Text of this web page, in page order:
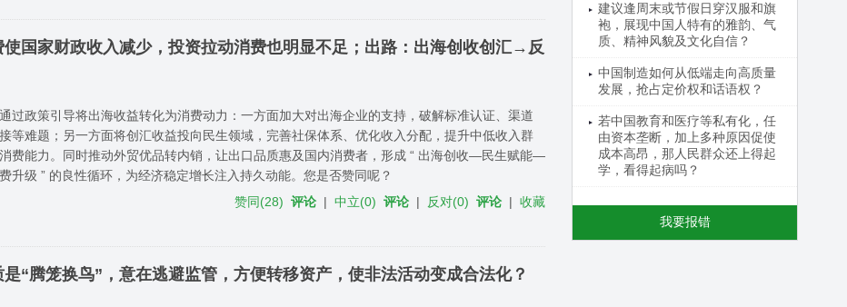
国家财政收入减少，投资拉动消费也明显不足；出路：出海创收创汇→反
过政策引导将出海收益转化为消费动力：一方面加大对出海企业的支持，破解标准认证、渠道
等难题；另一方面将创汇收益投向民生领域，完善社保体系、优化收入分配，提升中低收入群
费能力。同时推动外贸优品转内销，让出口品质惠及国内消费者，形成 “ 出海创收—民生赋能—
升级 ” 的良性循环，为经济稳定增长注入持久动能。您是否赞同呢？
赞同(28) 评论 |中立(0) 评论 | 反对(0) 评论 |收藏
“腾笼换鸟”，意在逃避监管，方便转移资产，使非法活动变成合法化？
建议逢周末或节假日穿汉服和旗
袍，展现中国人特有的雅韵、气
质、精神风貌及文化自信？
中国制造如何从低端走向高质量
发展，抢占定价权和话语权？
若中国教育和医疗等私有化，任
由资本垄断，加上多种原因促使
成本高昂，那人民群众还上得起
学，看得起病吗？
我要报错